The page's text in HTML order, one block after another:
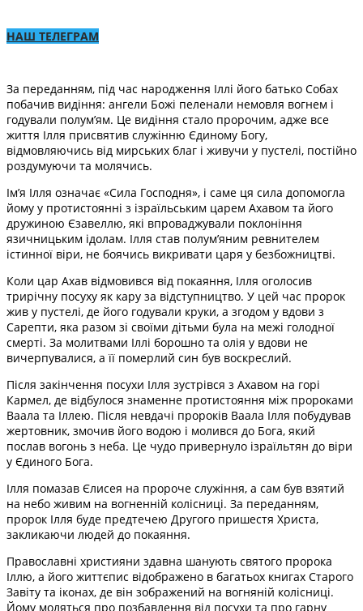
НАШ ТЕЛЕГРАМ
За переданням, під час народження Іллі його батько Собах
побачив видіння: ангели Божі пеленали немовля вогнем і
годували полум’ям. Це видіння стало пророчим, адже все
життя Ілля присвятив служінню Єдиному Богу,
відмовляючись від мирських благ і живучи у пустелі, постійно
роздумуючи та молячись.
Ім’я Ілля означає «Сила Господня», і саме ця сила допомогла
йому у протистоянні з ізраїльським царем Ахавом та його
дружиною Єзавеллю, які впроваджували поклоніння
язичницьким ідолам. Ілля став полум’яним ревнителем
істинної віри, не боячись викривати царя у безбожництві.
Коли цар Ахав відмовився від покаяння, Ілля оголосив
трирічну посуху як кару за відступництво. У цей час пророк
жив у пустелі, де його годували круки, а згодом у вдови з
Сарепти, яка разом зі своїми дітьми була на межі голодної
смерті. За молитвами Іллі борошно та олія у вдови не
вичерпувалися, а її померлий син був воскреслий.
Після закінчення посухи Ілля зустрівся з Ахавом на горі
Кармел, де відбулося знаменне протистояння між пророками
Ваала та Іллею. Після невдачі пророків Ваала Ілля побудував
жертовник, змочив його водою і молився до Бога, який
послав вогонь з неба. Це чудо привернуло ізраїльтян до віри
у Єдиного Бога.
Ілля помазав Єлисея на пророче служіння, а сам був взятий
на небо живим на вогненній колісниці. За переданням,
пророк Ілля буде предтечею Другого пришестя Христа,
закликаючи людей до покаяння.
Православні християни здавна шанують святого пророка
Іллю, а його життєпис відображено в багатьох книгах Старого
Завіту та іконах, де він зображений на вогняній колісниці.
Йому моляться про позбавлення від посухи та про гарну